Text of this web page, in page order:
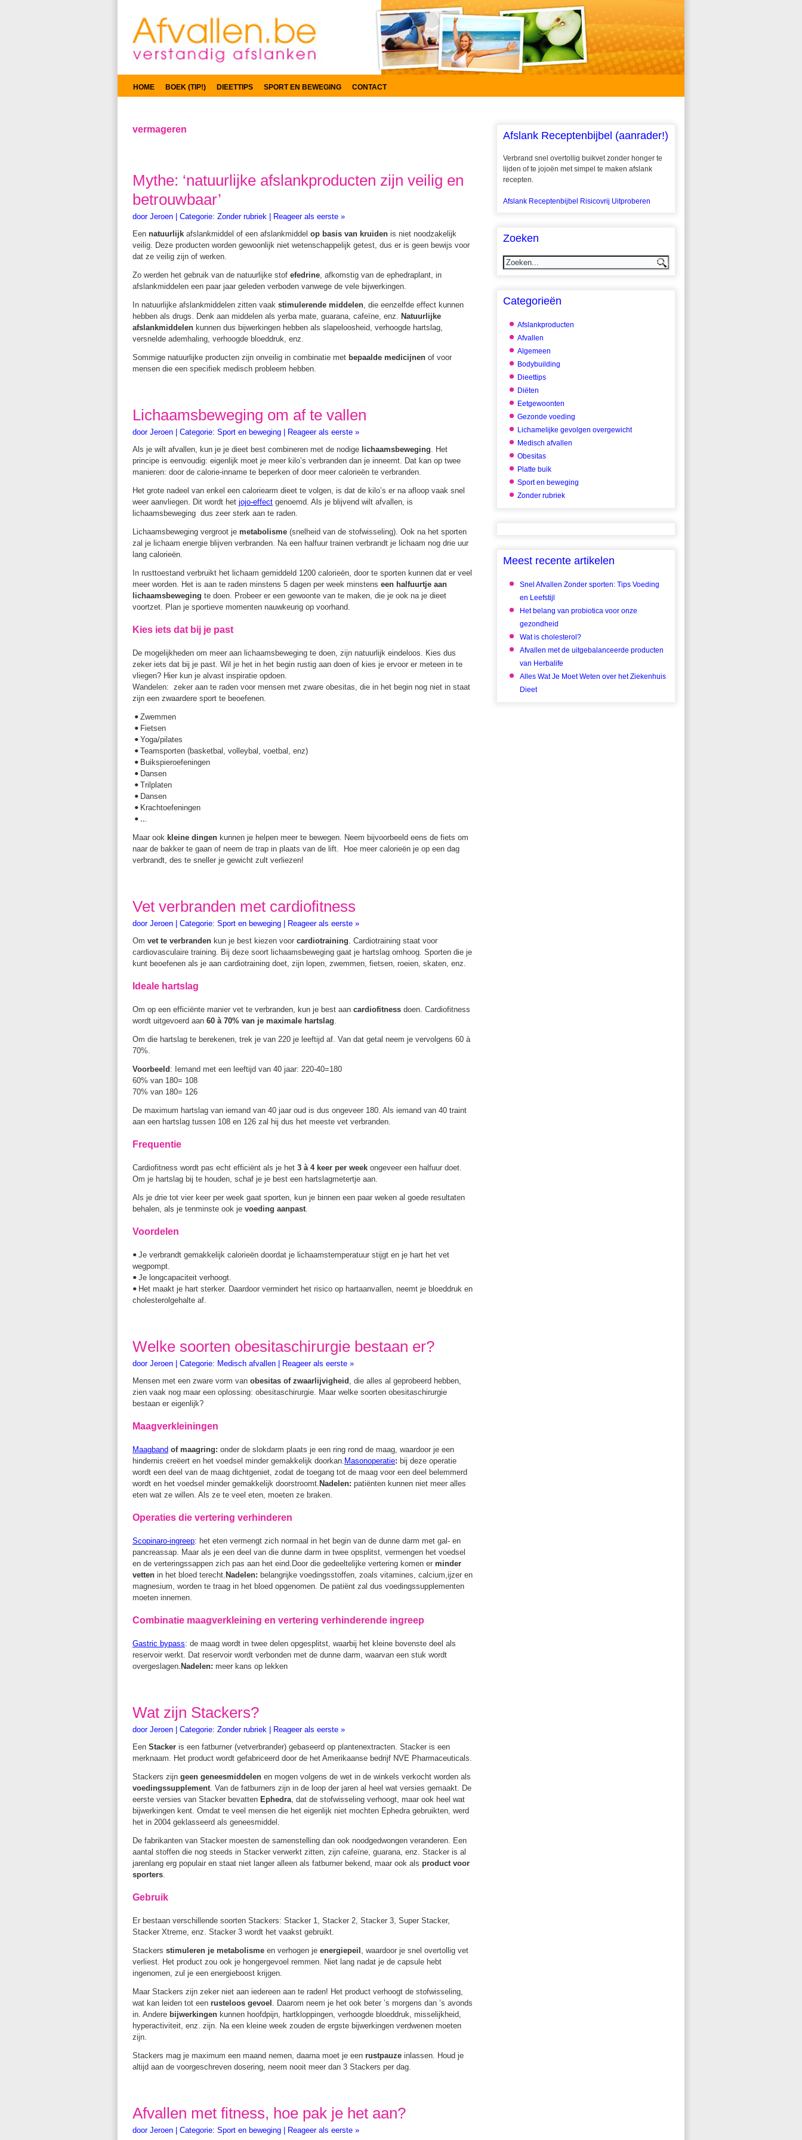
HOME BOEK (TIP!) DIEETTIPS SPORT EN BEWEGING CONTACT
vermageren
Mythe: ‘natuurlijke afslankproducten zijn veilig en
betrouwbaar’
door Jeroen Categorie: Zonder rubriek
Reageer als eerste »
Een natuurlijk afslankmiddel of een afslankmiddel op basis van kruiden is niet noodzakelijk
veilig. Deze producten worden gewoonlijk niet wetenschappelijk getest, dus er is geen bewijs voor
dat ze veilig zijn of werken.
Zo werden het gebruik van de natuurlijke stof efedrine, afkomstig van de ephedraplant, in
afslankmiddelen een paar jaar geleden verboden vanwege de vele bijwerkingen.
In natuurlijke afslankmiddelen zitten vaak stimulerende middelen, die eenzelfde effect kunnen
hebben als drugs. Denk aan middelen als yerba mate, guarana, cafeïne, enz. Natuurlijke
afslankmiddelen kunnen dus bijwerkingen hebben als slapeloosheid, verhoogde hartslag,
versnelde ademhaling, verhoogde bloeddruk, enz.
Sommige natuurlijke producten zijn onveilig in combinatie met bepaalde medicijnen of voor
mensen die een specifiek medisch probleem hebben.
Lichaamsbeweging om af te vallen
door Jeroen Categorie: Sport en beweging
Reageer als eerste »
Als je wilt afvallen, kun je je dieet best combineren met de nodige lichaamsbeweging. Het
principe is eenvoudig: eigenlijk moet je meer kilo’s verbranden dan je inneemt. Dat kan op twee
manieren: door de calorie-inname te beperken of door meer calorieën te verbranden.
Het grote nadeel van enkel een caloriearm dieet te volgen, is dat de kilo’s er na afloop vaak snel
weer aanvliegen. Dit wordt het jojo-effect genoemd. Als je blijvend wilt afvallen, is
lichaamsbeweging dus zeer sterk aan te raden.
Lichaamsbeweging vergroot je metabolisme (snelheid van de stofwisseling). Ook na het sporten
zal je lichaam energie blijven verbranden. Na een halfuur trainen verbrandt je lichaam nog drie uur
lang calorieën.
In rusttoestand verbruikt het lichaam gemiddeld 1200 calorieën, door te sporten kunnen dat er veel
meer worden. Het is aan te raden minstens 5 dagen per week minstens een halfuurtje aan
lichaamsbeweging te doen. Probeer er een gewoonte van te maken, die je ook na je dieet
voortzet. Plan je sportieve momenten nauwkeurig op voorhand.
Kies iets dat bij je past
De mogelijkheden om meer aan lichaamsbeweging te doen, zijn natuurlijk eindeloos. Kies dus
zeker iets dat bij je past. Wil je het in het begin rustig aan doen of kies je ervoor er meteen in te
vliegen? Hier kun je alvast inspiratie opdoen.
Wandelen: zeker aan te raden voor mensen met zware obesitas, die in het begin nog niet in staat
zijn een zwaardere sport te beoefenen.
• Zwemmen
• Fietsen
• Yoga/pilates
• Teamsporten (basketbal, volleybal, voetbal, enz)
• Buikspieroefeningen
• Dansen
• Trilplaten
• Dansen
• Krachtoefeningen
• ...
Maar ook kleine dingen kunnen je helpen meer te bewegen. Neem bijvoorbeeld eens de fiets om
naar de bakker te gaan of neem de trap in plaats van de lift. Hoe meer calorieën je op een dag
verbrandt, des te sneller je gewicht zult verliezen!
Vet verbranden met cardiofitness
door Jeroen Categorie: Sport en beweging
Reageer als eerste »
Om vet te verbranden kun je best kiezen voor cardiotraining. Cardiotraining staat voor
cardiovasculaire training. Bij deze soort lichaamsbeweging gaat je hartslag omhoog. Sporten die je
kunt beoefenen als je aan cardiotraining doet, zijn lopen, zwemmen, fietsen, roeien, skaten, enz.
Ideale hartslag
Om op een efficiënte manier vet te verbranden, kun je best aan cardiofitness doen. Cardiofitness
wordt uitgevoerd aan 60 à 70% van je maximale hartslag.
Om die hartslag te berekenen, trek je van 220 je leeftijd af. Van dat getal neem je vervolgens 60 à
70%.
Voorbeeld : Iemand met een leeftijd van 40 jaar: 220-40=180
60% van 180= 108
70% van 180= 126
De maximum hartslag van iemand van 40 jaar oud is dus ongeveer 180. Als iemand van 40 traint
aan een hartslag tussen 108 en 126 zal hij dus het meeste vet verbranden.
Frequentie
Cardiofitness wordt pas echt efficiënt als je het 3 à 4 keer per week ongeveer een halfuur doet.
Om je hartslag bij te houden, schaf je je best een hartslagmetertje aan.
Als je drie tot vier keer per week gaat sporten, kun je binnen een paar weken al goede resultaten
behalen, als je tenminste ook je voeding aanpast.
Voordelen
• Je verbrandt gemakkelijk calorieën doordat je lichaamstemperatuur stijgt en je hart het vet
wegpompt.
• Je longcapaciteit verhoogt.
• Het maakt je hart sterker. Daardoor vermindert het risico op hartaanvallen, neemt je bloeddruk en
cholesterolgehalte af.
Welke soorten obesitaschirurgie bestaan er?
door Jeroen Categorie: Medisch afvallen
Reageer als eerste »
Mensen met een zware vorm van obesitas of zwaarlijvigheid , die alles al geprobeerd hebben,
zien vaak nog maar een oplossing: obesitaschirurgie. Maar welke soorten obesitaschirurgie
bestaan er eigenlijk?
Maagverkleiningen
Maagband of maagring: onder de slokdarm plaats je een ring rond de maag, waardoor je een
hindernis creëert en het voedsel minder gemakkelijk doorkan. Masonoperatie: bij deze operatie
wordt een deel van de maag dichtgeniet, zodat de toegang tot de maag voor een deel belemmerd
wordt en het voedsel minder gemakkelijk doorstroomt. Nadelen: patiënten kunnen niet meer alles
eten wat ze willen. Als ze te veel eten, moeten ze braken.
Operaties die vertering verhinderen
Scopinaro-ingreep: het eten vermengt zich normaal in het begin van de dunne darm met gal- en
pancreassap. Maar als je een deel van die dunne darm in twee opsplitst, vermengen het voedsel
en de verteringssappen zich pas aan het eind.Door die gedeeltelijke vertering komen er minder
vetten in het bloed terecht. Nadelen: belangrijke voedingsstoffen, zoals vitamines, calcium,ijzer en
magnesium, worden te traag in het bloed opgenomen. De patiënt zal dus voedingssupplementen
moeten innemen.
Combinatie maagverkleining en vertering verhinderende ingreep
Gastric bypass: de maag wordt in twee delen opgesplitst, waarbij het kleine bovenste deel als
reservoir werkt. Dat reservoir wordt verbonden met de dunne darm, waarvan een stuk wordt
overgeslagen. Nadelen: meer kans op lekken
Wat zijn Stackers?
door Jeroen Categorie: Zonder rubriek
Reageer als eerste »
Een Stacker is een fatburner (vetverbrander) gebaseerd op plantenextracten. Stacker is een
merknaam. Het product wordt gefabriceerd door de het Amerikaanse bedrijf NVE Pharmaceuticals.
Stackers zijn geen geneesmiddelen en mogen volgens de wet in de winkels verkocht worden als
voedingssupplement. Van de fatburners zijn in de loop der jaren al heel wat versies gemaakt. De
eerste versies van Stacker bevatten Ephedra, dat de stofwisseling verhoogt, maar ook heel wat
bijwerkingen kent. Omdat te veel mensen die het eigenlijk niet mochten Ephedra gebruikten, werd
het in 2004 geklasseerd als geneesmiddel.
De fabrikanten van Stacker moesten de samenstelling dan ook noodgedwongen veranderen. Een
aantal stoffen die nog steeds in Stacker verwerkt zitten, zijn cafeïne, guarana, enz. Stacker is al
jarenlang erg populair en staat niet langer alleen als fatburner bekend, maar ook als product voor
sporters.
Gebruik
Er bestaan verschillende soorten Stackers: Stacker 1, Stacker 2, Stacker 3, Super Stacker,
Stacker Xtreme, enz. Stacker 3 wordt het vaakst gebruikt.
Stackers stimuleren je metabolisme en verhogen je energiepeil , waardoor je snel overtollig vet
verliest. Het product zou ook je hongergevoel remmen. Niet lang nadat je de capsule hebt
ingenomen, zul je een energieboost krijgen.
Maar Stackers zijn zeker niet aan iedereen aan te raden! Het product verhoogt de stofwisseling,
wat kan leiden tot een rusteloos gevoel . Daarom neem je het ook beter ’s morgens dan ’s avonds
in. Andere bijwerkingen kunnen hoofdpijn, hartkloppingen, verhoogde bloeddruk, misselijkheid,
hyperactiviteit, enz. zijn. Na een kleine week zouden de ergste bijwerkingen verdwenen moeten
zijn.
Stackers mag je maximum een maand nemen, daarna moet je een rustpauze inlassen. Houd je
altijd aan de voorgeschreven dosering, neem nooit meer dan 3 Stackers per dag.
Afvallen met fitness, hoe pak je het aan?
door Jeroen Categorie: Sport en beweging Reageer als eerste »
Afslank Receptenbijbel (aanrader!)
Verbrand snel overtollig buikvet zonder honger te
lijden of te jojoën met simpel te maken afslank
recepten.
Afslank Receptenbijbel Risicovrij Uitproberen
Zoeken
Categorieën
Afslankproducten
Afvallen
Algemeen
Bodybuilding
Dieettips
Diëten
Eetgewoonten
Gezonde voeding
Lichamelijke gevolgen overgewicht
Medisch afvallen
Obesitas
Platte buik
Sport en beweging
Zonder rubriek
Meest recente artikelen
Snel Afvallen Zonder sporten: Tips Voeding
en Leefstijl
Het belang van probiotica voor onze
gezondheid
Wat is cholesterol?
Afvallen met de uitgebalanceerde producten
van Herbalife
Alles Wat Je Moet Weten over het Ziekenhuis
Dieet